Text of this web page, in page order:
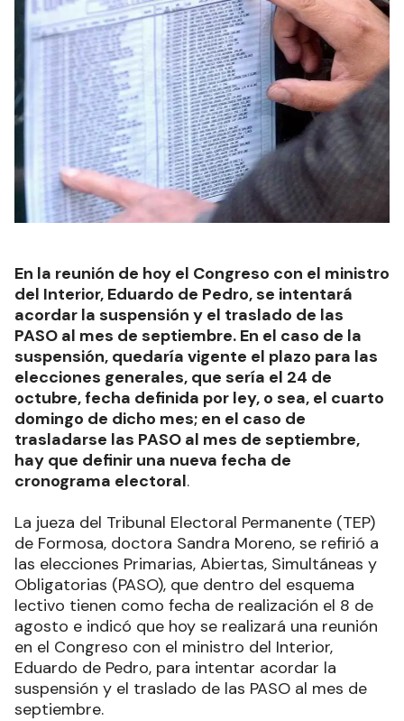
En la reunión de hoy el Congreso con el ministro
del Interior, Eduardo de Pedro, se intentará
acordar la suspensión y el traslado de las
PASO al mes de septiembre. En el caso de la
suspensión, quedaría vigente el plazo para las
elecciones generales, que sería el 24 de
octubre, fecha definida por ley, o sea, el cuarto
domingo de dicho mes; en el caso de
trasladarse las PASO al mes de septiembre,
hay que definir una nueva fecha de
cronograma electoral.
La jueza del Tribunal Electoral Permanente (TEP)
de Formosa, doctora Sandra Moreno, se refirió a
las elecciones Primarias, Abiertas, Simultáneas y
Obligatorias (PASO), que dentro del esquema
lectivo tienen como fecha de realización el 8 de
agosto e indicó que hoy se realizará una reunión
en el Congreso con el ministro del Interior,
Eduardo de Pedro, para intentar acordar la
suspensión y el traslado de las PASO al mes de
septiembre.